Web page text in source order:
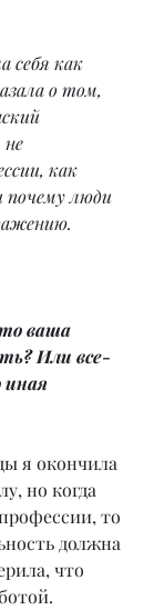
себя как
о том,
как
почему люди
ваша
Или все-
иная
я окончила
но когда
то
должна
что